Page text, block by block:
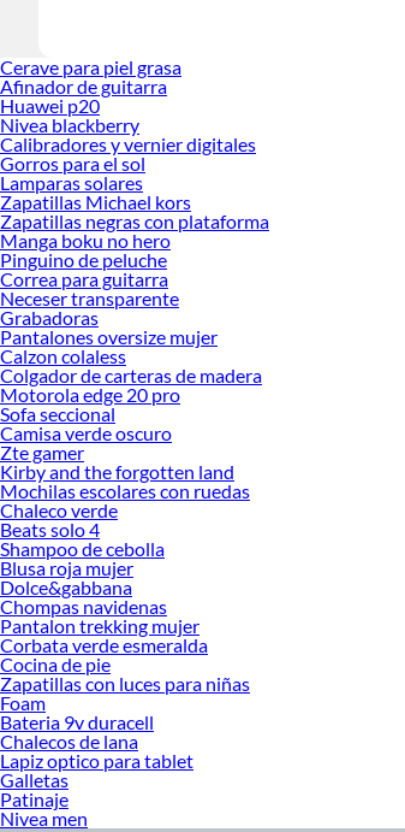
Cerave para piel grasa
Afinador de guitarra
Huawei p20
Nivea blackberry
Calibradores y vernier digitales
Gorros para el sol
Lamparas solares
Zapatillas Michael kors
Zapatillas negras con plataforma
Manga boku no hero
Pinguino de peluche
Correa para guitarra
Neceser transparente
Grabadoras
Pantalones oversize mujer
Calzon colaless
Colgador de carteras de madera
Motorola edge 20 pro
Sofa seccional
Camisa verde oscuro
Zte gamer
Kirby and the forgotten land
Mochilas escolares con ruedas
Chaleco verde
Beats solo 4
Shampoo de cebolla
Blusa roja mujer
Dolce&gabbana
Chompas navidenas
Pantalon trekking mujer
Corbata verde esmeralda
Cocina de pie
Zapatillas con luces para niñas
Foam
Bateria 9v duracell
Chalecos de lana
Lapiz optico para tablet
Galletas
Patinaje
Nivea men